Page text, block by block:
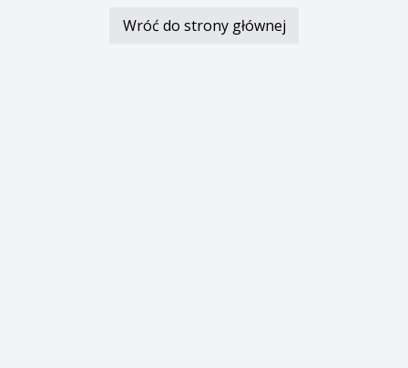
Wróć do strony głównej